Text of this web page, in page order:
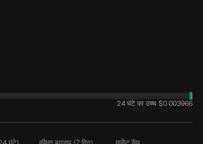
24 घंटे का उच्च $0.003966